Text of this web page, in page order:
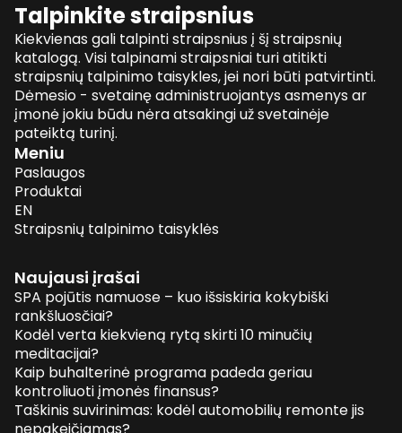
Talpinkite straipsnius
Kiekvienas gali talpinti straipsnius į šį straipsnių
katalogą. Visi talpinami straipsniai turi atitikti
straipsnių talpinimo taisykles, jei nori būti patvirtinti.
Dėmesio - svetainę administruojantys asmenys ar
įmonė jokiu būdu nėra atsakingi už svetainėje
pateiktą turinį.
Meniu
Paslaugos
Produktai
EN
Straipsnių talpinimo taisyklės
Naujausi įrašai
SPA pojūtis namuose – kuo išsiskiria kokybiški
rankšluosčiai?
Kodėl verta kiekvieną rytą skirti 10 minučių
meditacijai?
Kaip buhalterinė programa padeda geriau
kontroliuoti įmonės finansus?
Taškinis suvirinimas: kodėl automobilių remonte jis